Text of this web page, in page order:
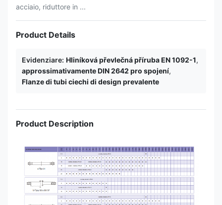
acciaio, riduttore in ...
Product Details
Evidenziare: Hliníková převlečná příruba EN 1092-1,
approssimativamente DIN 2642 pro spojení,
Flanze di tubi ciechi di design prevalente
Product Description